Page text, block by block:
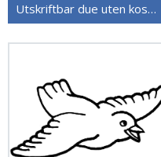
Utskriftbar due uten kostnad